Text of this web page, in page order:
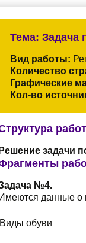
Тема: Задача
Вид работы:
Количество
Графические
Кол-во
Решение задачи
№4.
Имеются данные о
Виды обуви